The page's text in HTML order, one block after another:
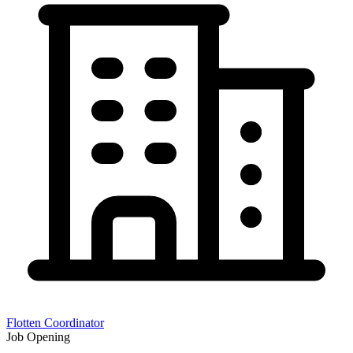
Flotten Coordinator
Job Opening